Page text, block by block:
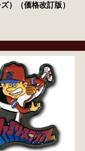
ズ）（価格改訂版）